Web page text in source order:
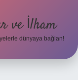
ve İlham
dünyaya bağlan!